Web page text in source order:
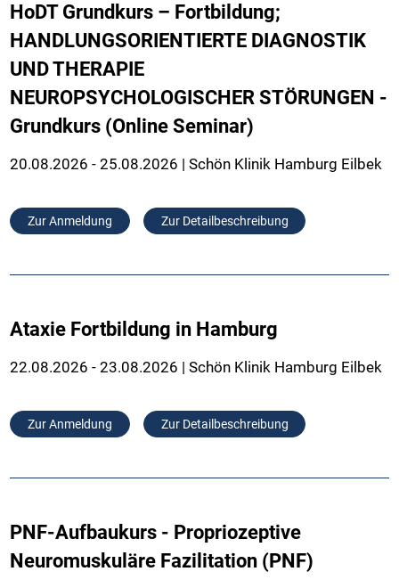
HoDT Grundkurs – Fortbildung;
HANDLUNGSORIENTIERTE DIAGNOSTIK
UND THERAPIE
NEUROPSYCHOLOGISCHER STÖRUNGEN -
Grundkurs (Online Seminar)
20.08.2026 - 25.08.2026 | Schön Klinik Hamburg Eilbek
Zur Anmeldung Zur Detailbeschreibung
Ataxie Fortbildung in Hamburg
22.08.2026 - 23.08.2026 | Schön Klinik Hamburg Eilbek
Zur Anmeldung Zur Detailbeschreibung
PNF-Aufbaukurs - Propriozeptive
Neuromuskuläre Fazilitation (PNF)